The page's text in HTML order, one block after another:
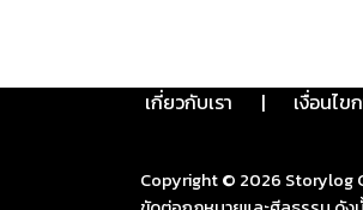
เกี่ยวกับเรา | เงื่อนไข
Copyright © 2026 Storylog